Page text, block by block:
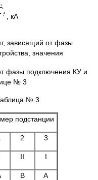
, кА
зависящий от фазы
значения
фазы подключения КУ и
№ 3
№ 3
подстанции
2 3
II I
В A